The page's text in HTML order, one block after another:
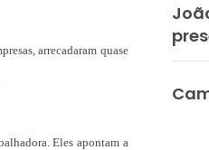
arrecadaram quase
Eles apontam a